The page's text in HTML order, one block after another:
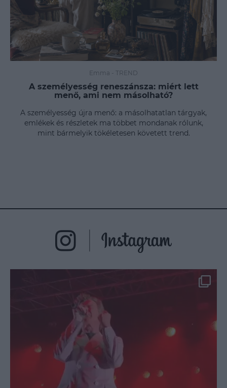
Emma - TREND
A személyesség reneszánsza: miért lett
menő, ami nem másolható?
A személyesség újra menő: a másolhatatlan tárgyak,
emlékek és részletek ma többet mondanak rólunk,
mint bármelyik tökéletesen követett trend.